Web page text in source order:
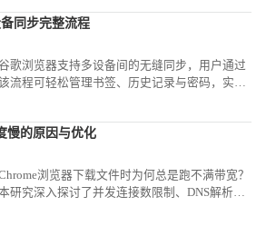
同步完整流程
歌浏览器支持多设备间的无缝同步，用户通过
流程可轻松管理书签、历史记录与密码，实现
慢的原因与优化
浏览器下载文件时为何总是跑不满带宽？
研究深入探讨了并发连接数限制、DNS解析延